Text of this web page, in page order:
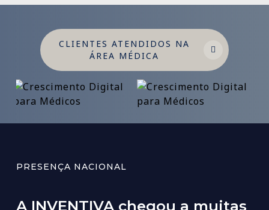
CLIENTES ATENDIDOS NA
ÁREA MÉDICA
PRESENÇA NACIONAL
A INVENTIVA chegou a muitas